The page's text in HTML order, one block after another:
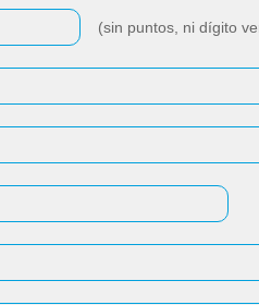
(sin puntos, ni dígito